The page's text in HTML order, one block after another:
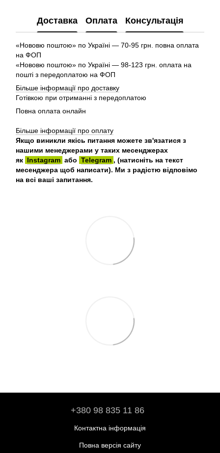
Доставка Оплата Консультація
«Нововю поштою» по Україні — 70-95 грн. повна оплата
на ФОП
«Нововю поштою» по Україні — 98-123 грн. оплата на
пошті з передоплатою на ФОП
Більше інформації про доставку
Готівкою при отриманні з передоплатою
Повна оплата онлайн
Більше інформації про оплату
Якщо виникли якісь питання можете зв'язатися з
нашими менеджерами у таких месенджерах
як Instagram або Telegram , (натисніть на текст
месенджера щоб написати). Ми з радістю відповімо
на всі ваші запитання.
+380 98 835 11 86
Контактна інформація
Повна версія сайту